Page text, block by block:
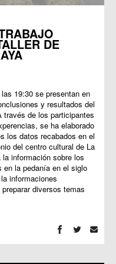
DE
19:30 se presentan en
y resultados del
través de los participantes
se ha elaborado
los datos recabados en el
del centro cultural de La
información sobre los
en la pedanía en el siglo
informaciones
diversos temas